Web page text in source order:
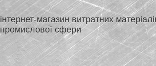
інтернет-магазин витратних
промислової сфери